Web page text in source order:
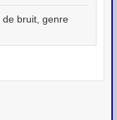
de bruit, genre